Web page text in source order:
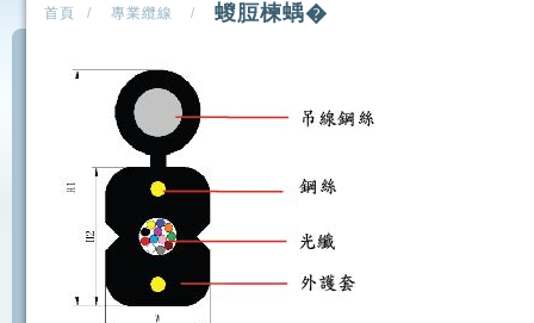
首頁 / 專業纜線 / 蝬脰楝蝺�